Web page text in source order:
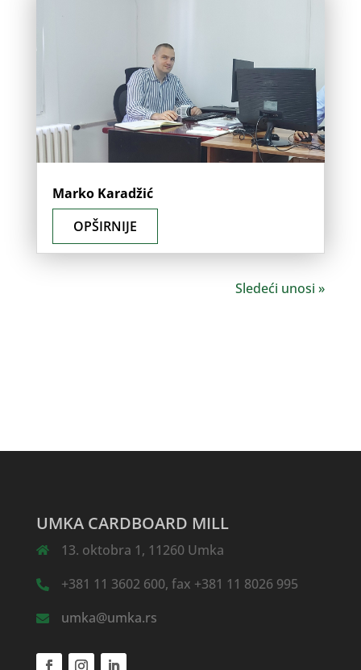
Marko Karadžić
OPŠIRNIJE
Sledeći unosi »
UMKA CARDBOARD MILL
13. oktobra 1, 11260 Umka
+381 11 3602 600, fax +381 11 8026 995
umka@umka.rs